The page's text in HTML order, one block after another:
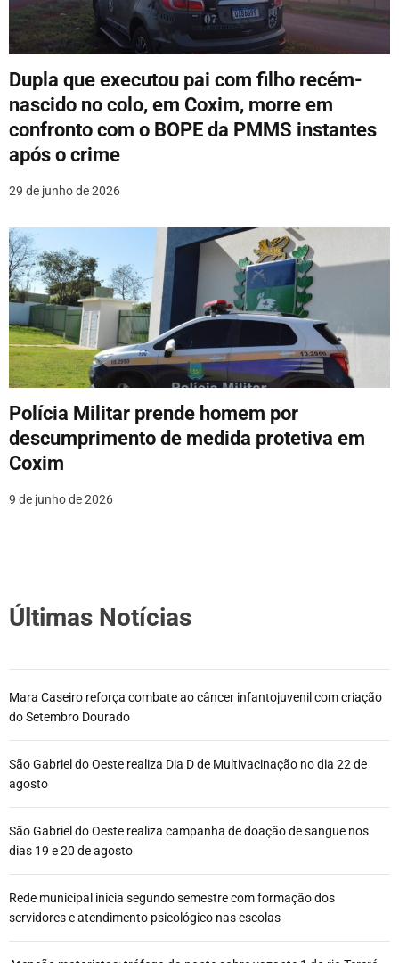
Dupla que executou pai com filho recém-
nascido no colo, em Coxim, morre em
confronto com o BOPE da PMMS instantes
após o crime
29 de junho de 2026
Polícia Militar prende homem por
descumprimento de medida protetiva em
Coxim
9 de junho de 2026
Últimas Notícias
Mara Caseiro reforça combate ao câncer infantojuvenil com criação
do Setembro Dourado
São Gabriel do Oeste realiza Dia D de Multivacinação no dia 22 de
agosto
São Gabriel do Oeste realiza campanha de doação de sangue nos
dias 19 e 20 de agosto
Rede municipal inicia segundo semestre com formação dos
servidores e atendimento psicológico nas escolas